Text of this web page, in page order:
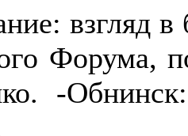
взгляд
Форума,
-Обнинск: